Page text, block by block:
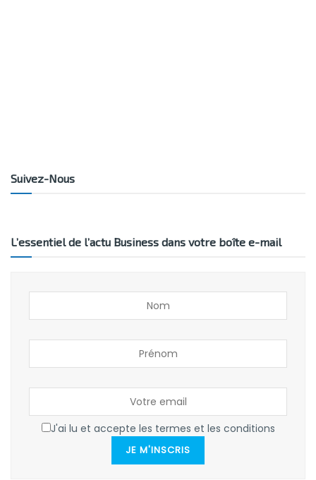
Suivez-Nous
L’essentiel de l’actu Business dans votre boîte e-mail
J'ai lu et accepte les termes et les conditions
JE M'INSCRIS